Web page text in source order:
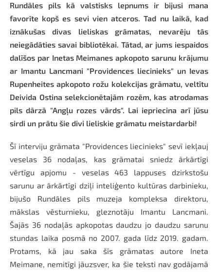
Rundāles pils kā valstisks lepnums ir bijusi mana
favorīte kopš es sevi vien atceros. Tad nu laikā, kad
iznākušas divas lieliskas grāmatas, nevarēju tās
neiegādāties savai bibliotēkai. Tātad, ar jums iespaidos
dalīšos par Inetas Meimanes apkopoto sarunu krājumu
ar Imantu Lancmani "Providences liecinieks" un Ievas
Rupenheites apkopoto rožu kolekcijas grāmatu, veltītu
Deivida Ostina selekcionētajām rozēm, kas atrodamas
pils dārzā "Angļu rozes vārds". Lai iepriecina arī jūsu
sirdi un prātu šie divi lieliskie grāmatu meistardarbi!
Šī interviju grāmata "Providences liecinieks" sevī iekļauj
veselas 36 nodaļas, kas grāmatai sniedz ārkārtīgi
vērtīgu apjomu - veselas 463 lappuses dzirkstošu
sarunu ar ārkārtīgi dziļi inteliģento kultūras darbinieku,
bijušo Rundāles pils muzeja kompleksa direktoru,
mākslas vēsturnieku, gleznotāju Imantu Lancmani.
Šajās 36 nodaļās apkopotas daudzu jo daudzu sarunu
stundas laika posmā no 2007. gada līdz 2019. gadam.
Protams, kā jau saka šīs grāmatas autore Ineta
Meimane, nemitīgi jāuzsver, ka šie teksti nav godājamā